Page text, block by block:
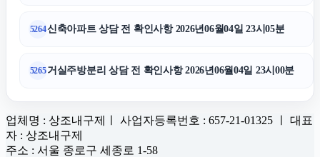
5264신축아파트 상담 전 확인사항 2026년06월04일 23시05분
5265거실주방분리 상담 전 확인사항 2026년06월04일 23시00분
업체명 : 상조내구제ㅣ 사업자등록번호 : 657-21-01325 ㅣ 대표
자 : 상조내구제
주소 : 서울 종로구 세종로 1-58